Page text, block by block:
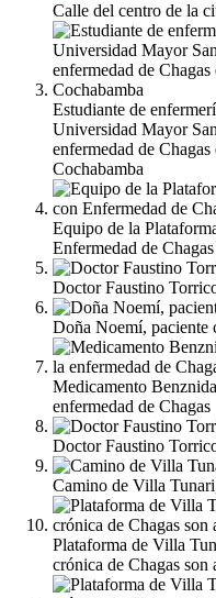
Calle del centro de la
Estudiante de
Universidad Mayor
enfermedad de
Cochabamba
Equipo de la
Enfermedad de
Doctor Faustino
Doña Noemí, paciente
Medicamento
enfermedad de Chagas
Doctor Faustino
Camino de Villa
Plataforma de Villa
crónica de Chagas